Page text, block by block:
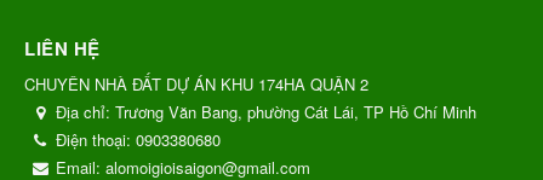
LIÊN HỆ
CHUYÊN NHÀ ĐẤT DỰ ÁN KHU 174HA QUẬN 2
Địa chỉ: Trương Văn Bang, phường Cát Lái, TP Hồ Chí Minh
Điện thoại: 0903380680
Email: alomoigioisaigon@gmail.com